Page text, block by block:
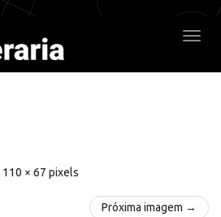
110 × 67 pixels
Próxima imagem →